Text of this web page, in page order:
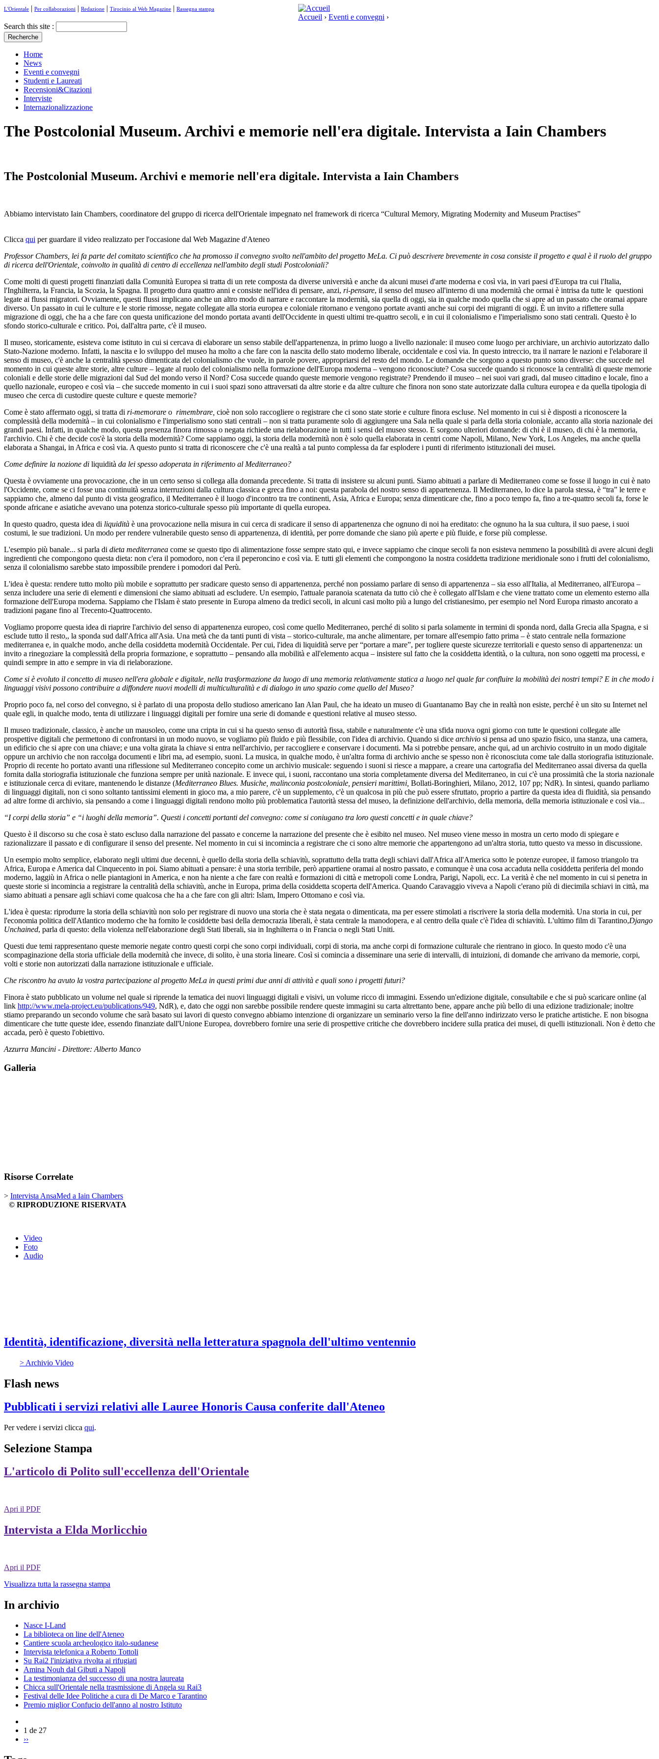
L'Orientale | Per collaborazioni | Redazione | Tirocinio al Web Magazine | Rassegna stampa
Accueil › Eventi e convegni ›
Search this site :
Home
News
Eventi e convegni
Studenti e Laureati
Recensioni&Citazioni
Interviste
Internazionalizzazione
The Postcolonial Museum. Archivi e memorie nell'era digitale. Intervista a Iain Chambers
The Postcolonial Museum. Archivi e memorie nell'era digitale. Intervista a Iain Chambers
Abbiamo intervistato Iain Chambers, coordinatore del gruppo di ricerca dell'Orientale impegnato nel framework di ricerca “Cultural Memory, Migrating Modernity and Museum Practises”
Clicca qui per guardare il video realizzato per l'occasione dal Web Magazine d'Ateneo
Professor Chambers, lei fa parte del comitato scientifico che ha promosso il convegno svolto nell'ambito del progetto MeLa. Ci può descrivere brevemente in cosa consiste il progetto e qual è il ruolo del gruppo
di ricerca dell'Orientale, coinvolto in qualità di centro di eccellenza nell'ambito degli studi Postcoloniali?
Come molti di questi progetti finanziati dalla Comunità Europea si tratta di un rete composta da diverse università e anche da alcuni musei d'arte moderna e così via, in vari paesi d'Europa tra cui l'Italia,
l'Inghilterra, la Francia, la Scozia, la Spagna. Il progetto dura quattro anni e consiste nell'idea di pensare, anzi, ri-pensare, il senso del museo all'interno di una modernità che ormai è intrisa da tutte le questioni
legate ai flussi migratori. Ovviamente, questi flussi implicano anche un altro modo di narrare e raccontare la modernità, sia quella di oggi, sia in qualche modo quella che si apre ad un passato che oramai appare
diverso. Un passato in cui le culture e le storie rimosse, negate collegate alla storia europea e coloniale ritornano e vengono portate avanti anche sui corpi dei migranti di oggi. È un invito a riflettere sulla
migrazione di oggi, che ha a che fare con questa unificazione del mondo portata avanti dell'Occidente in questi ultimi tre-quattro secoli, e in cui il colonialismo e l'imperialismo sono stati centrali. Questo è lo
sfondo storico-culturale e critico. Poi, dall'altra parte, c'è il museo.
Il museo, storicamente, esisteva come istituto in cui si cercava di elaborare un senso stabile dell'appartenenza, in primo luogo a livello nazionale: il museo come luogo per archiviare, un archivio autorizzato dallo
Stato-Nazione moderno. Infatti, la nascita e lo sviluppo del museo ha molto a che fare con la nascita dello stato moderno liberale, occidentale e così via. In questo intreccio, tra il narrare le nazioni e l'elaborare il
senso di museo, c'è anche la centralità spesso dimenticata del colonialismo che vuole, in parole povere, appropriarsi del resto del mondo. Le domande che sorgono a questo punto sono diverse: che succede nel
momento in cui queste altre storie, altre culture – legate al ruolo del colonialismo nella formazione dell'Europa moderna – vengono riconosciute? Cosa succede quando si riconosce la centralità di queste memorie
coloniali e delle storie delle migrazioni dal Sud del mondo verso il Nord? Cosa succede quando queste memorie vengono registrate? Prendendo il museo – nei suoi vari gradi, dal museo cittadino e locale, fino a
quello nazionale, europeo e così via – che succede momento in cui i suoi spazi sono attraversati da altre storie e da altre culture che finora non sono state autorizzate dalla cultura europea e da quella tipologia di
museo che cerca di custodire queste culture e queste memorie?
Come è stato affermato oggi, si tratta di ri-memorare o rimembrare, cioè non solo raccogliere o registrare che ci sono state storie e culture finora escluse. Nel momento in cui si è disposti a riconoscere la
complessità della modernità – in cui colonialismo e l'imperialismo sono stati centrali – non si tratta puramente solo di aggiungere una Sala nella quale si parla della storia coloniale, accanto alla storia nazionale dei
grandi paesi. Infatti, in qualche modo, questa presenza finora rimossa o negata richiede una rielaborazione in tutti i sensi del museo stesso. E sorgono ulteriori domande: di chi è il museo, di chi è la memoria,
l'archivio. Chi è che decide cos'è la storia della modernità? Come sappiamo oggi, la storia della modernità non è solo quella elaborata in centri come Napoli, Milano, New York, Los Angeles, ma anche quella
elaborata a Shangai, in Africa e così via. A questo punto si tratta di riconoscere che c'è una realtà a tal punto complessa da far esplodere i punti di riferimento istituzionali dei musei.
Come definire la nozione di liquidità da lei spesso adoperata in riferimento al Mediterraneo?
Questa è ovviamente una provocazione, che in un certo senso si collega alla domanda precedente. Si tratta di insistere su alcuni punti. Siamo abituati a parlare di Mediterraneo come se fosse il luogo in cui è nato
l'Occidente, come se ci fosse una continuità senza interruzioni dalla cultura classica e greca fino a noi: questa parabola del nostro senso di appartenenza. Il Mediterraneo, lo dice la parola stessa, è “tra” le terre e
sappiamo che, almeno dal punto di vista geografico, il Mediterraneo è il luogo d'incontro tra tre continenti, Asia, Africa e Europa; senza dimenticare che, fino a poco tempo fa, fino a tre-quattro secoli fa, forse le
sponde africane e asiatiche avevano una potenza storico-culturale spesso più importante di quella europea.
In questo quadro, questa idea di liquidità è una provocazione nella misura in cui cerca di sradicare il senso di appartenenza che ognuno di noi ha ereditato: che ognuno ha la sua cultura, il suo paese, i suoi
costumi, le sue tradizioni. Un modo per rendere vulnerabile questo senso di appartenenza, di identità, per porre domande che siano più aperte e più fluide, e forse più complesse.
L'esempio più banale... si parla di dieta mediterranea come se questo tipo di alimentazione fosse sempre stato qui, e invece sappiamo che cinque secoli fa non esisteva nemmeno la possibilità di avere alcuni degli
ingredienti che compongono questa dieta: non c'era il pomodoro, non c'era il peperoncino e così via. E tutti gli elementi che compongono la nostra cosiddetta tradizione meridionale sono i frutti del colonialismo,
senza il colonialismo sarebbe stato impossibile prendere i pomodori dal Perù.
L'idea è questa: rendere tutto molto più mobile e soprattutto per sradicare questo senso di appartenenza, perché non possiamo parlare di senso di appartenenza – sia esso all'Italia, al Mediterraneo, all'Europa –
senza includere una serie di elementi e dimensioni che siamo abituati ad escludere. Un esempio, l'attuale paranoia scatenata da tutto ciò che è collegato all'Islam e che viene trattato come un elemento esterno alla
formazione dell'Europa moderna. Sappiamo che l'Islam è stato presente in Europa almeno da tredici secoli, in alcuni casi molto più a lungo del cristianesimo, per esempio nel Nord Europa rimasto ancorato a
tradizioni pagane fino al Trecento-Quattrocento.
Vogliamo proporre questa idea di riaprire l'archivio del senso di appartenenza europeo, così come quello Mediterraneo, perché di solito si parla solamente in termini di sponda nord, dalla Grecia alla Spagna, e si
esclude tutto il resto,, la sponda sud dall'Africa all'Asia. Una metà che da tanti punti di vista – storico-culturale, ma anche alimentare, per tornare all'esempio fatto prima – è stato centrale nella formazione
mediterranea e, in qualche modo, anche della cosiddetta modernità Occidentale. Per cui, l'idea di liquidità serve per “portare a mare”, per togliere queste sicurezze territoriali e questo senso di appartenenza: un
invito a rinegoziare la complessità della propria formazione, e soprattutto – pensando alla mobilità e all'elemento acqua – insistere sul fatto che la cosiddetta identità, o la cultura, non sono oggetti ma processi, e
quindi sempre in atto e sempre in via di rielaborazione.
Come si è evoluto il concetto di museo nell'era globale e digitale, nella trasformazione da luogo di una memoria relativamente statica a luogo nel quale far confluire la mobilità dei nostri tempi? E in che modo i
linguaggi visivi possono contribuire a diffondere nuovi modelli di multiculturalità e di dialogo in uno spazio come quello del Museo?
Proprio poco fa, nel corso del convegno, si è parlato di una proposta dello studioso americano Ian Alan Paul, che ha ideato un museo di Guantanamo Bay che in realtà non esiste, perché è un sito su Internet nel
quale egli, in qualche modo, tenta di utilizzare i linguaggi digitali per fornire una serie di domande e questioni relative al museo stesso.
Il museo tradizionale, classico, è anche un mausoleo, come una cripta in cui si ha questo senso di autorità fissa, stabile e naturalmente c'è una sfida nuova ogni giorno con tutte le questioni collegate alle
prospettive digitali che permettono di confrontarsi in un modo nuovo, se vogliamo più fluido e più flessibile, con l'idea di archivio. Quando si dice archivio si pensa ad uno spazio fisico, una stanza, una camera,
un edificio che si apre con una chiave; e una volta girata la chiave si entra nell'archivio, per raccogliere e conservare i documenti. Ma si potrebbe pensare, anche qui, ad un archivio costruito in un modo digitale
oppure un archivio che non raccolga documenti e libri ma, ad esempio, suoni. La musica, in qualche modo, è un'altra forma di archivio anche se spesso non è riconosciuta come tale dalla storiografia istituzionale.
Proprio di recente ho portato avanti una riflessione sul Mediterraneo concepito come un archivio musicale: seguendo i suoni si riesce a mappare, a creare una cartografia del Mediterraneo assai diversa da quella
fornita dalla storiografia istituzionale che funziona sempre per unità nazionale. E invece qui, i suoni, raccontano una storia completamente diversa del Mediterraneo, in cui c'è una prossimità che la storia nazionale
e istituzionale cerca di evitare, mantenendo le distanze (Mediterraneo Blues. Musiche, malinconia postcoloniale, pensieri marittimi, Bollati-Boringhieri, Milano, 2012, 107 pp; NdR). In sintesi, quando parliamo
di linguaggi digitali, non ci sono soltanto tantissimi elementi in gioco ma, a mio parere, c'è un supplemento, c'è un qualcosa in più che può essere sfruttato, proprio a partire da questa idea di fluidità, sia pensando
ad altre forme di archivio, sia pensando a come i linguaggi digitali rendono molto più problematica l'autorità stessa del museo, la definizione dell'archivio, della memoria, della memoria istituzionale e così via...
“I corpi della storia” e “i luoghi della memoria”. Questi i concetti portanti del convegno: come si coniugano tra loro questi concetti e in quale chiave?
Questo è il discorso su che cosa è stato escluso dalla narrazione del passato e concerne la narrazione del presente che è esibito nel museo. Nel museo viene messo in mostra un certo modo di spiegare e
razionalizzare il passato e di configurare il senso del presente. Nel momento in cui si incomincia a registrare che ci sono altre memorie che appartengono ad un'altra storia, tutto questo va messo in discussione.
Un esempio molto semplice, elaborato negli ultimi due decenni, è quello della storia della schiavitù, soprattutto della tratta degli schiavi dall'Africa all'America sotto le potenze europee, il famoso triangolo tra
Africa, Europa e America dal Cinquecento in poi. Siamo abituati a pensare: è una storia terribile, però appartiene oramai al nostro passato, e comunque è una cosa accaduta nella cosiddetta periferia del mondo
moderno, laggiù in Africa o nelle piantagioni in America, e non ha niente a che fare con realtà e formazioni di città e metropoli come Londra, Parigi, Napoli, ecc. La verità è che nel momento in cui si penetra in
queste storie si incomincia a registrare la centralità della schiavitù, anche in Europa, prima della cosiddetta scoperta dell'America. Quando Caravaggio viveva a Napoli c'erano più di diecimila schiavi in città, ma
siamo abituati a pensare agli schiavi come qualcosa che ha a che fare con gli altri: Islam, Impero Ottomano e così via.
L'idea è questa: riprodurre la storia della schiavitù non solo per registrare di nuovo una storia che è stata negata o dimenticata, ma per essere stimolati a riscrivere la storia della modernità. Una storia in cui, per
l'economia politica dell'Atlantico moderno che ha fornito le cosiddette basi della democrazia liberali, è stata centrale la manodopera, e al centro della quale c'è l'idea di schiavitù. L'ultimo film di Tarantino,Django
Unchained, parla di questo: della violenza nell'elaborazione degli Stati liberali, sia in Inghilterra o in Francia o negli Stati Uniti.
Questi due temi rappresentano queste memorie negate contro questi corpi che sono corpi individuali, corpi di storia, ma anche corpi di formazione culturale che rientrano in gioco. In questo modo c'è una
scompaginazione della storia ufficiale della modernità che invece, di solito, è una storia lineare. Così si comincia a disseminare una serie di intervalli, di intuizioni, di domande che arrivano da memorie, corpi,
volti e storie non autorizzati dalla narrazione istituzionale e ufficiale.
Che riscontro ha avuto la vostra partecipazione al progetto MeLa in questi primi due anni di attività e quali sono i progetti futuri?
Finora è stato pubblicato un volume nel quale si riprende la tematica dei nuovi linguaggi digitali e visivi, un volume ricco di immagini. Essendo un'edizione digitale, consultabile e che si può scaricare online (al
link http://www.mela-project.eu/publications/949, NdR), e, dato che oggi non sarebbe possibile rendere queste immagini su carta altrettanto bene, appare anche più bello di una edizione tradizionale; inoltre
stiamo preparando un secondo volume che sarà basato sui lavori di questo convegno abbiamo intenzione di organizzare un seminario verso la fine dell'anno indirizzato verso le pratiche artistiche. E non bisogna
dimenticare che tutte queste idee, essendo finanziate dall'Unione Europea, dovrebbero fornire una serie di prospettive critiche che dovrebbero incidere sulla pratica dei musei, di quelli istituzionali. Non è detto che
accada, però è questo l'obiettivo.
Azzurra Mancini - Direttore: Alberto Manco
Galleria
Risorse Correlate
> Intervista AnsaMed a Iain Chambers
© RIPRODUZIONE RISERVATA
Video
Foto
Audio
Identità, identificazione, diversità nella letteratura spagnola dell'ultimo ventennio
> Archivio Video
Flash news
Pubblicati i servizi relativi alle Lauree Honoris Causa conferite dall'Ateneo
Per vedere i servizi clicca qui.
Selezione Stampa
L'articolo di Polito sull'eccellenza dell'Orientale
Apri il PDF
Intervista a Elda Morlicchio
Apri il PDF
Visualizza tutta la rassegna stampa
In archivio
Nasce I-Land
La biblioteca on line dell'Ateneo
Cantiere scuola archeologico italo-sudanese
Intervista telefonica a Roberto Tottoli
Su Rai2 l'iniziativa rivolta ai rifugiati
Amina Nouh dal Gibuti a Napoli
La testimonianza del successo di una nostra laureata
Chicca sull'Orientale nella trasmissione di Angela su Rai3
Festival delle Idee Politiche a cura di De Marco e Tarantino
Premio miglior Confucio dell'anno al nostro Istituto
1 de 27
››